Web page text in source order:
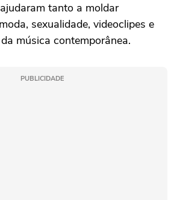
tanto a moldar
sexualidade, videoclipes e
música contemporânea.
PUBLICIDADE